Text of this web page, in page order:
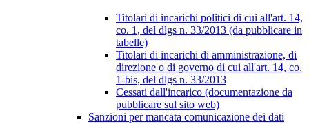
Titolari di incarichi politici di cui all'art. 14,
co. 1, del dlgs n. 33/2013 (da pubblicare in
tabelle)
Titolari di incarichi di amministrazione, di
direzione o di governo di cui all'art. 14, co.
1-bis, del dlgs n. 33/2013
Cessati dall'incarico (documentazione da
pubblicare sul sito web)
Sanzioni per mancata comunicazione dei dati